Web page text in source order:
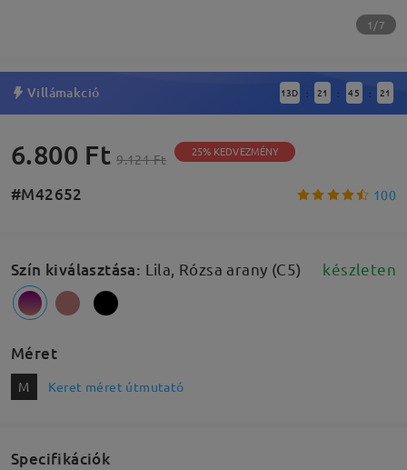
1/7
Villámakció 13D : 21 : 45 : 20
6.800 Ft 9.121 Ft 25% KEDVEZMÉNY
#M42652 100
Szín kiválasztása: Lila, Rózsa arany (C5) készleten
Méret
M Keret méret útmutató
Specifikációk